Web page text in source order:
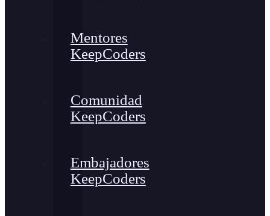
Mentores
KeepCoders
Comunidad
KeepCoders
Embajadores
KeepCoders